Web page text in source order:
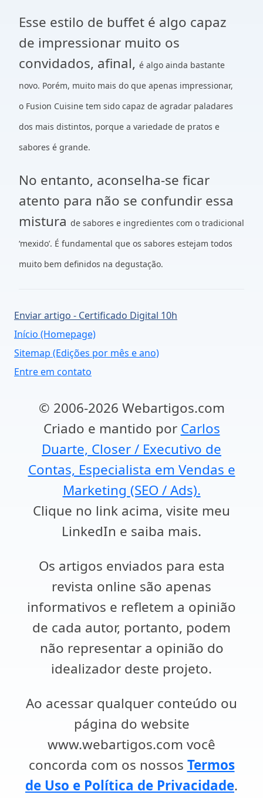
Esse estilo de buffet é algo capaz
de impressionar muito os
convidados, afinal, é algo ainda bastante
novo. Porém, muito mais do que apenas impressionar,
o Fusion Cuisine tem sido capaz de agradar paladares
dos mais distintos, porque a variedade de pratos e
sabores é grande.
No entanto, aconselha-se ficar
atento para não se confundir essa
mistura de sabores e ingredientes com o tradicional
‘mexido’. É fundamental que os sabores estejam todos
muito bem definidos na degustação.
Enviar artigo - Certificado Digital 10h
Início (Homepage)
Sitemap (Edições por mês e ano)
Entre em contato
© 2006-2026 Webartigos.com
Criado e mantido por Carlos
Duarte, Closer / Executivo de
Contas, Especialista em Vendas e
Marketing (SEO / Ads).
Clique no link acima, visite meu
LinkedIn e saiba mais.
Os artigos enviados para esta
revista online são apenas
informativos e refletem a opinião
de cada autor, portanto, podem
não representar a opinião do
idealizador deste projeto.
Ao acessar qualquer conteúdo ou
página do website
www.webartigos.com você
concorda com os nossos Termos
de Uso e Política de Privacidade.